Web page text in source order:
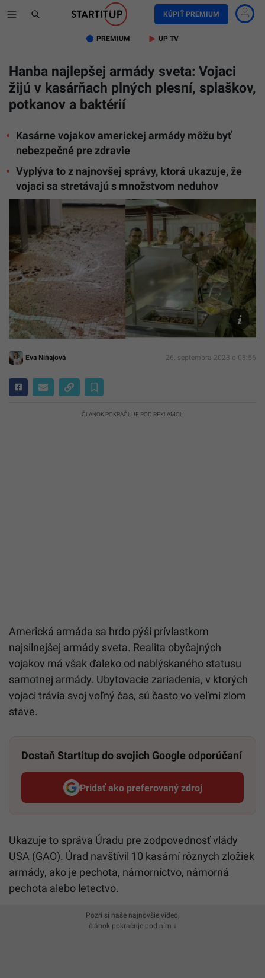
KÚPIŤ PREMIUM
PREMIUM UP TV
Hanba najlepšej armády sveta: Vojaci
žijú v kasárňach plných plesní, splaškov,
potkanov a baktérií
Kasárne vojakov americkej armády môžu byť
nebezpečné pre zdravie
Vyplýva to z najnovšej správy, ktorá ukazuje, že
vojaci sa stretávajú s množstvom neduhov
DOD,
Georgia
Army
National
Guard/
Lannom
Eva Niňajová 26. septembra 2023 o 08:56
ČLÁNOK POKRAČUJE POD REKLAMOU
Americká armáda sa hrdo pýši prívlastkom
najsilnejšej armády sveta. Realita obyčajných
vojakov má však ďaleko od nablýskaného statusu
samotnej armády. Ubytovacie zariadenia, v ktorých
vojaci trávia svoj voľný čas, sú často vo veľmi zlom
stave.
Dostaň Startitup do svojich Google odporúčaní
Pridať ako preferovaný zdroj
Startitup, odkaz sa otvorí v
Ukazuje to správa Úradu pre zodpovednosť vlády
USA (GAO). Úrad navštívil 10 kasární rôznych zložiek
armády, ako je pechota, námorníctvo, námorná
pechota alebo letectvo.
Pozri si naše najnovšie video,
článok pokračuje pod ním ↓